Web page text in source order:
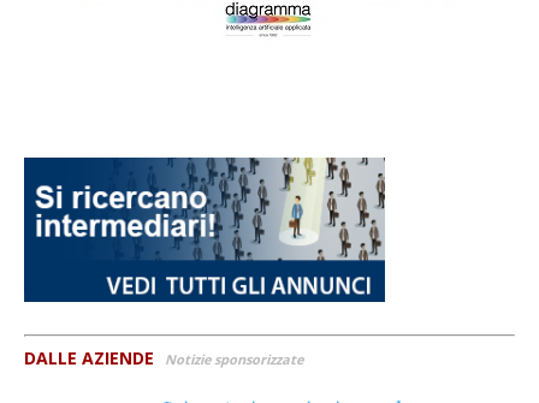
DALLE AZIENDE Notizie sponsorizzate